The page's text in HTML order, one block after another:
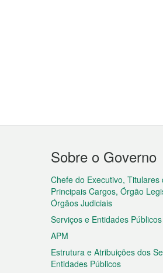
Menu
do
rodapé
Sobre o Governo
Chefe do Executivo, Titulares
Principais Cargos, Órgão
Órgãos Judiciais
Serviços e Entidades Públicos
APM
Estrutura e Atribuições dos
Entidades Públicos